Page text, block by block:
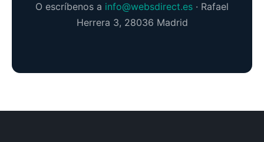
O escríbenos a info@websdirect.es · Rafael
Herrera 3, 28036 Madrid